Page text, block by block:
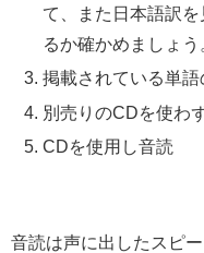
て、また日本語訳
るか確かめましょう
掲載されている単
別売りのCDを使わ
CDを使用し音読
音読は声に出したスピ